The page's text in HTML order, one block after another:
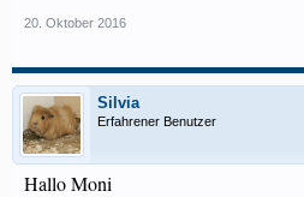
20. Oktober 2016
Silvia
Erfahrener Benutzer
Hallo Moni